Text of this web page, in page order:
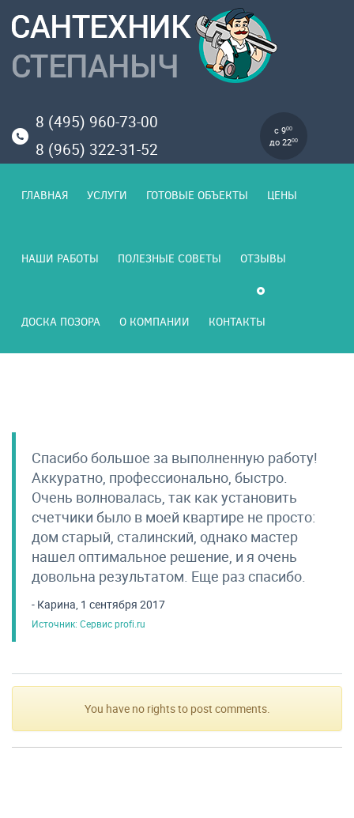
8 (495) 960-73-00
8 (965) 322-31-52
с 900
до 2200
ГЛАВНАЯ УСЛУГИ ГОТОВЫЕ ОБЪЕКТЫ ЦЕНЫ
НАШИ РАБОТЫ ПОЛЕЗНЫЕ СОВЕТЫ ОТЗЫВЫ
ДОСКА ПОЗОРА О КОМПАНИИ КОНТАКТЫ
Спасибо большое за выполненную работу!
Аккуратно, профессионально, быстро.
Очень волновалась, так как установить
счетчики было в моей квартире не просто:
дом старый, сталинский, однако мастер
нашел оптимальное решение, и я очень
довольна результатом. Еще раз спасибо.
- Карина, 1 сентября 2017
Источник: Сервис profi.ru
You have no rights to post comments.